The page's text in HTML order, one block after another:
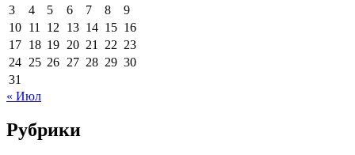
3
4 5 6 7 8
9
10 11 12 13 14 15 16
17 18 19 20 21 22 23
24 25 26 27 28 29 30
31
« Июл
Рубрики